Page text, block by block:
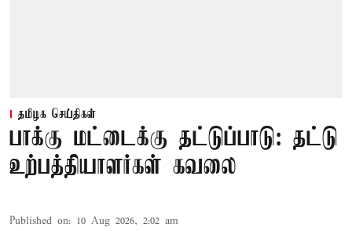
தமிழக செய்திகள்
பாக்கு மட்டைக்கு தட்டுப்பாடு: தட்டு
உற்பத்தியாளர்கள் கவலை
Published on: 10 Aug 2026, 2:02 am